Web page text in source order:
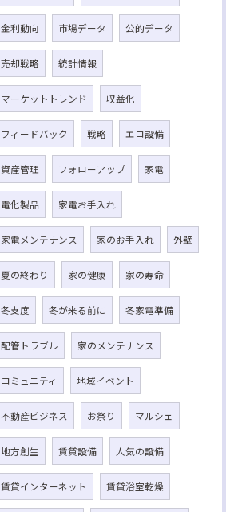
金利動向 市場データ 公的データ
売却戦略 統計情報
マーケットトレンド 収益化
フィードバック 戦略 エコ設備
資産管理 フォローアップ 家電
電化製品 家電お手入れ
家電メンテナンス 家のお手入れ 外壁
夏の終わり 家の健康 家の寿命
冬支度 冬が来る前に 冬家電準備
配管トラブル 家のメンテナンス
コミュニティ 地域イベント
不動産ビジネス お祭り マルシェ
地方創生 賃貸設備 人気の設備
賃貸インターネット 賃貸浴室乾燥